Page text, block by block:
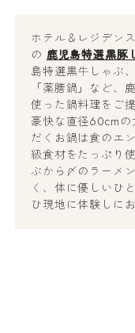
ホテル＆レジデン
の 鹿児島特選黒豚
島特選黒牛しゃぶ
「薬膳鍋」など、
使った鍋料理をご
豪快な直径60cm
だくお鍋は食のエ
級食材をたっぷり
ぶから〆のラーメ
く、体に優しいひ
ひ現地に体験しに